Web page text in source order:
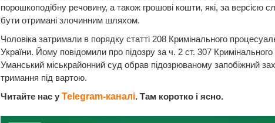
порошкоподібну речовину, а також грошові кошти, які, за версією
бути отримані злочинним шляхом.
Чоловіка затримали в порядку статті 208 Кримінального
України. Йому повідомили про підозру за ч. 2 ст. 307 Кримінального
Уманський міськрайонний суд обрав підозрюваному запобіжний
тримання під вартою.
Читайте нас у Telegram-каналі. Там коротко і ясно.